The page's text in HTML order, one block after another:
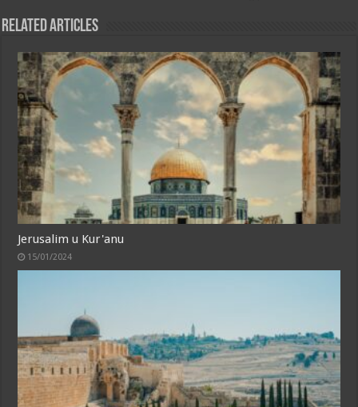
Related Articles
Jerusalim u Kur'anu
15/01/2024